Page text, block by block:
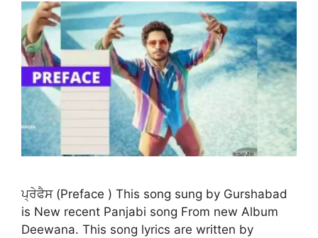
ਪ੍ਰੇਫੈਸ (Preface ) This song sung by Gurshabad
is New recent Panjabi song From new Album
Deewana. This song lyrics are written by